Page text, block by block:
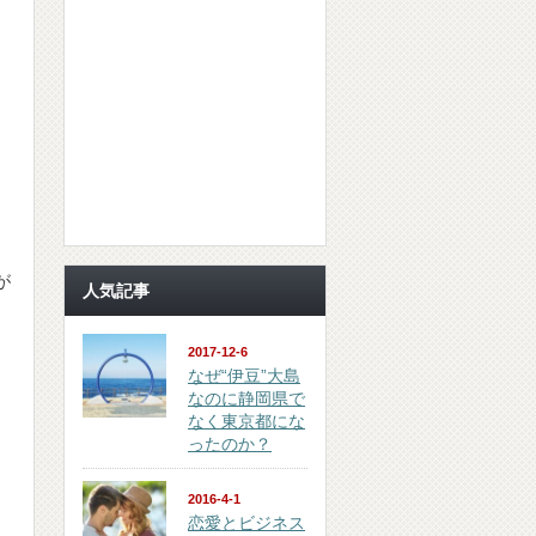
人気記事
2017-12-6
なぜ“伊豆”大島
なのに静岡県で
なく東京都にな
ったのか？
2016-4-1
恋愛とビジネス